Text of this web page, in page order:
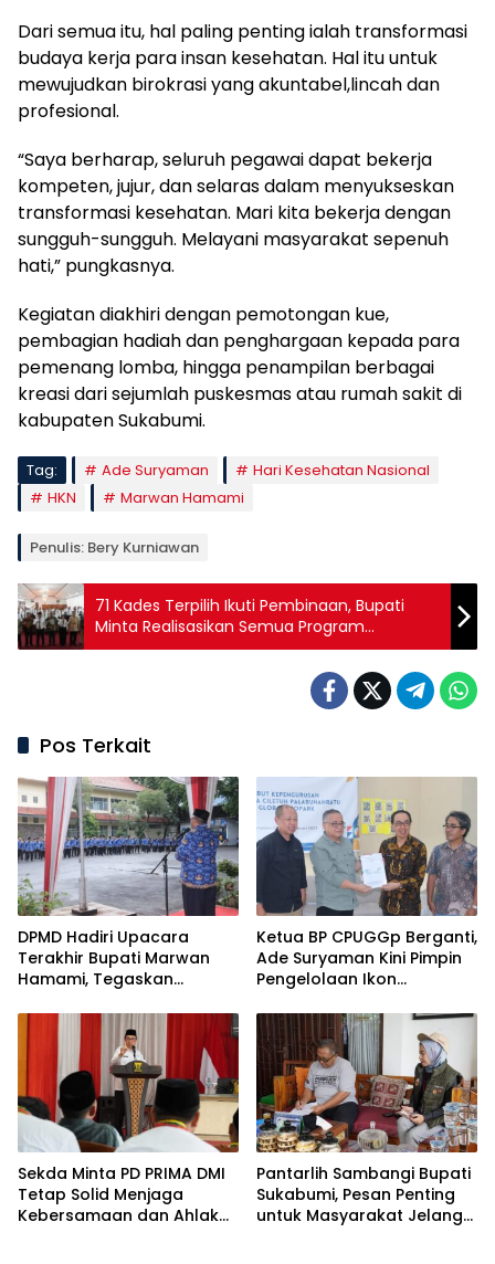
Dari semua itu, hal paling penting ialah transformasi
budaya kerja para insan kesehatan. Hal itu untuk
mewujudkan birokrasi yang akuntabel,lincah dan
profesional.
“Saya berharap, seluruh pegawai dapat bekerja
kompeten, jujur, dan selaras dalam menyukseskan
transformasi kesehatan. Mari kita bekerja dengan
sungguh-sungguh. Melayani masyarakat sepenuh
hati,” pungkasnya.
Kegiatan diakhiri dengan pemotongan kue,
pembagian hadiah dan penghargaan kepada para
pemenang lomba, hingga penampilan berbagai
kreasi dari sejumlah puskesmas atau rumah sakit di
kabupaten Sukabumi.
Tag: Ade Suryaman
Hari Kesehatan Nasional
HKN
Marwan Hamami
Penulis: Bery Kurniawan
71 Kades Terpilih Ikuti Pembinaan, Bupati
Minta Realisasikan Semua Program
Pembangunan
Pos Terkait
DPMD Hadiri Upacara
Terakhir Bupati Marwan
Hamami, Tegaskan
Pembangunan Desa
Ketua BP CPUGGp Berganti,
Ade Suryaman Kini Pimpin
Pengelolaan Ikon
Sekda Minta PD PRIMA DMI
Tetap Solid Menjaga
Kebersamaan dan Ahlak
Pantarlih Sambangi Bupati
Sukabumi, Pesan Penting
untuk Masyarakat Jelang